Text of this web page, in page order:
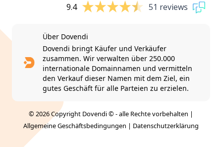
9.4 51 reviews
Über Dovendi
Dovendi bringt Käufer und Verkäufer
zusammen. Wir verwalten über 250.000
internationale Domainnamen und vermitteln
den Verkauf dieser Namen mit dem Ziel, ein
gutes Geschäft für alle Parteien zu erzielen.
© 2026 Copyright Dovendi © - alle Rechte vorbehalten |
Allgemeine Geschäftsbedingungen | Datenschutzerklärung